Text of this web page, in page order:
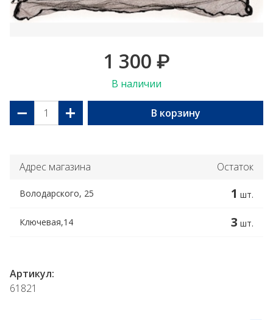
1 300 ₽
В наличии
− + В корзину
Адрес магазина Остаток
Володарского, 25 1 шт.
Ключевая,14 3 шт.
Артикул:
61821